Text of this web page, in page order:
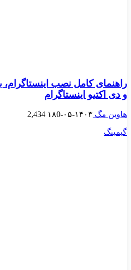
راهنمای کامل نصب اینستاگرام،
و دی اکتیو اینستاگرام
هاوین مگ ۱۴۰۳-۰۵-۱۸ 0
2,434
گیمینگ